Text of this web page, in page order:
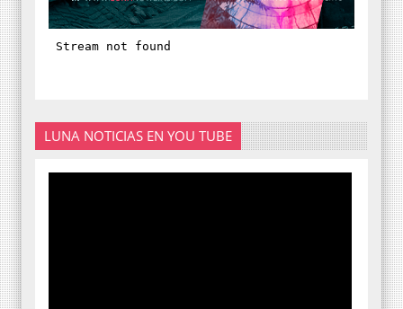
LUNA NOTICIAS EN YOU TUBE